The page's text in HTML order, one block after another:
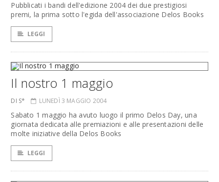
Pubblicati i bandi dell'edizione 2004 dei due prestigiosi
premi, la prima sotto l'egida dell'associazione Delos Books
LEGGI
Il nostro 1 maggio
DI S* LUNEDÌ 3 MAGGIO 2004
Sabato 1 maggio ha avuto luogo il primo Delos Day, una
giornata dedicata alle premiazioni e alle presentazioni delle
molte iniziative della Delos Books
LEGGI